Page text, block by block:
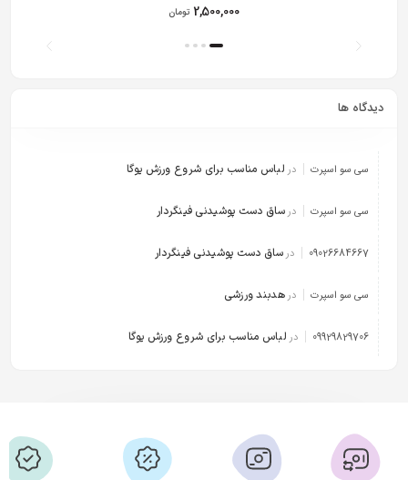
2,500,000 تومان
دیدگاه ها
سی سو اسپرت در لباس مناسب برای شروع ورزش یوگا
سی سو اسپرت در ساق دست پوشیدنی فینگردار
09026684667 در ساق دست پوشیدنی فینگردار
سی سو اسپرت در هدبند ورزشی
09929829706 در لباس مناسب برای شروع ورزش یوگا